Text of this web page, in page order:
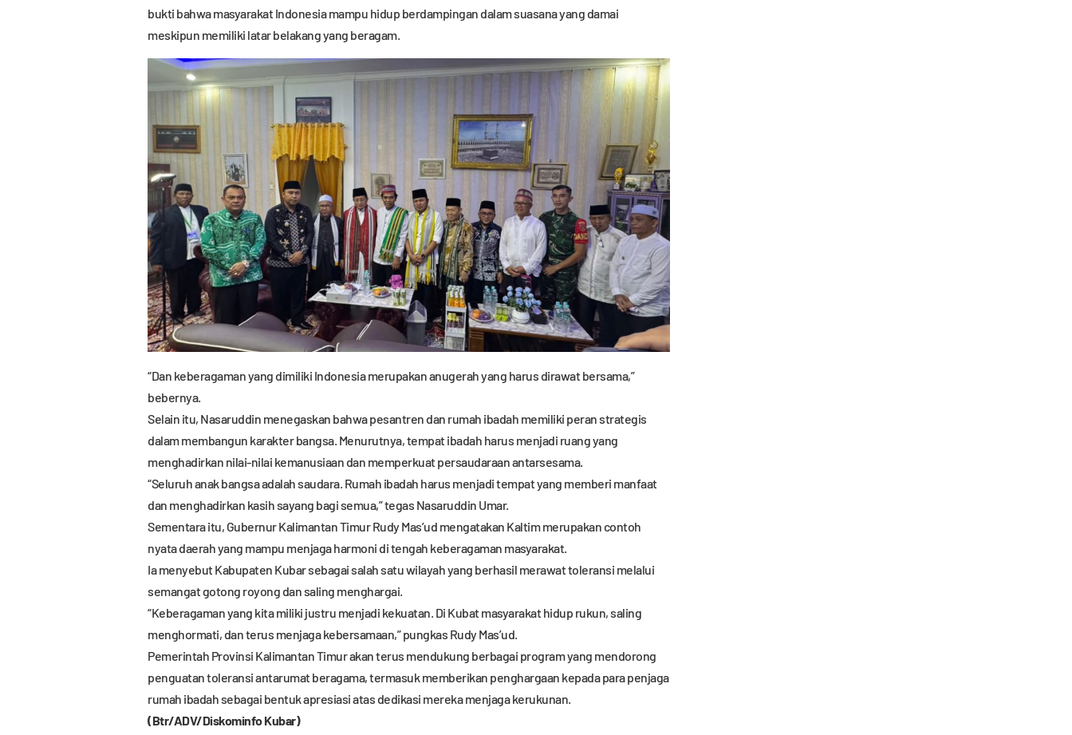
bukti bahwa masyarakat Indonesia mampu hidup berdampingan dalam suasana yang damai
meskipun memiliki latar belakang yang beragam.
“Dan keberagaman yang dimiliki Indonesia merupakan anugerah yang harus dirawat bersama,”
bebernya.
Selain itu, Nasaruddin menegaskan bahwa pesantren dan rumah ibadah memiliki peran strategis
dalam membangun karakter bangsa. Menurutnya, tempat ibadah harus menjadi ruang yang
menghadirkan nilai-nilai kemanusiaan dan memperkuat persaudaraan antarsesama.
“Seluruh anak bangsa adalah saudara. Rumah ibadah harus menjadi tempat yang memberi manfaat
dan menghadirkan kasih sayang bagi semua,” tegas Nasaruddin Umar.
Sementara itu, Gubernur Kalimantan Timur Rudy Mas’ud mengatakan Kaltim merupakan contoh
nyata daerah yang mampu menjaga harmoni di tengah keberagaman masyarakat.
Ia menyebut Kabupaten Kubar sebagai salah satu wilayah yang berhasil merawat toleransi melalui
semangat gotong royong dan saling menghargai.
“Keberagaman yang kita miliki justru menjadi kekuatan. Di Kubat masyarakat hidup rukun, saling
menghormati, dan terus menjaga kebersamaan,” pungkas Rudy Mas’ud.
Pemerintah Provinsi Kalimantan Timur akan terus mendukung berbagai program yang mendorong
penguatan toleransi antarumat beragama, termasuk memberikan penghargaan kepada para penjaga
rumah ibadah sebagai bentuk apresiasi atas dedikasi mereka menjaga kerukunan.
(Btr/ADV/Diskominfo Kubar)